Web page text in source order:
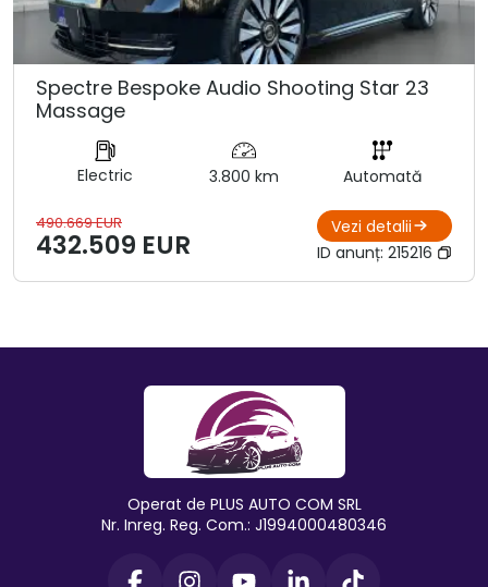
Spectre Bespoke Audio Shooting Star 23
Massage
Electric 3.800 km Automată
490.669 EUR
432.509 EUR
Vezi detalii
ID anunț: 215216
Operat de PLUS AUTO COM SRL
Nr. Inreg. Reg. Com.: J1994000480346